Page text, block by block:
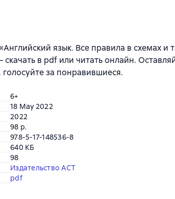
язык. Все правила в схемах и
в pdf или читать онлайн.
за понравившиеся.
6+
18 May 2022
2022
98 p.
978-5-17-148536-8
640 КБ
98
Издательство АСТ
pdf